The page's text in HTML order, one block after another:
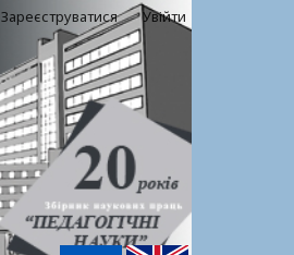
Зареєструватися Увійти